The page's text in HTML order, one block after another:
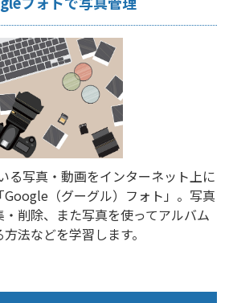
る写真・動画をインターネット上に
（グーグル）フォト」。写真
削除、また写真を使ってアルバム
法などを学習します。